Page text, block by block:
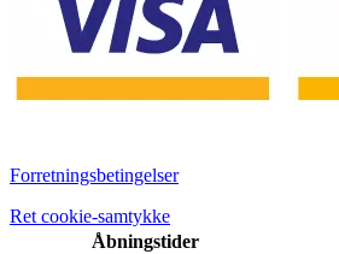
Forretningsbetingelser
Ret cookie-samtykke
Åbningstider